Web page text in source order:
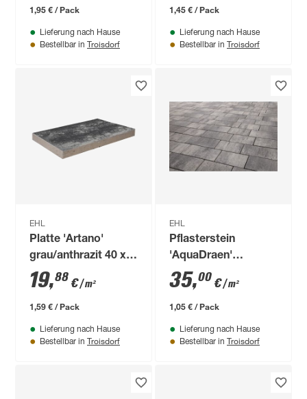
1,95 € / Pack
Lieferung nach Hause
Bestellbar in Troisdorf
1,45 € / Pack
Lieferung nach Hause
Bestellbar in Troisdorf
EHL
Platte 'Artano'
grau/anthrazit 40 x
20 x 4 cm
19,88 €/ m²
1,59 € / Pack
Lieferung nach Hause
Bestellbar in Troisdorf
EHL
Pflasterstein
'AquaDraen'
weiß/anthrazit 22,5 x
15 x 6 cm
35,00 €/ m²
1,05 € / Pack
Lieferung nach Hause
Bestellbar in Troisdorf